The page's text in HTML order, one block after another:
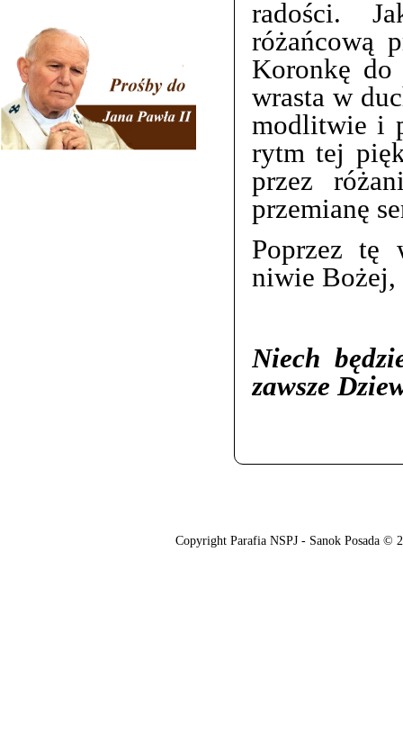
radości.
różańcową
Koronkę
wrasta w
modlitwie i
rytm tej
przez
przemianę
Poprzez tę
niwie Bożej,
Niech
zawsze
Copyright Parafia NSPJ - Sanok